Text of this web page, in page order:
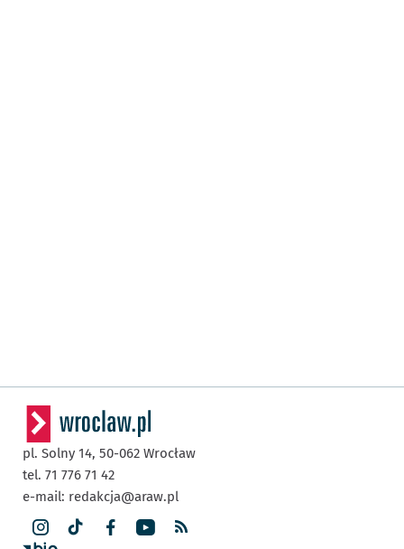
pl. Solny 14, 50-062 Wrocław
tel. 71 776 71 42
e-mail: redakcja@araw.pl